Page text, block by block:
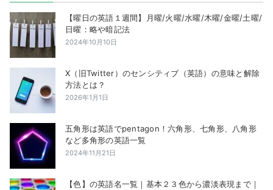
【曜日の英語１週間】月曜/火曜/水曜/木曜/金曜/土曜/
日曜：略や暗記法
2024年10月10日
X（旧Twitter）のセンシティブ（英語）の意味と解除
方法とは？
2026年1月1日
五角形は英語でpentagon！六角形、七角形、八角形
など多角形の英語一覧
2024年11月21日
【色】の英語名一覧｜基本２３色から濃淡表現まで｜